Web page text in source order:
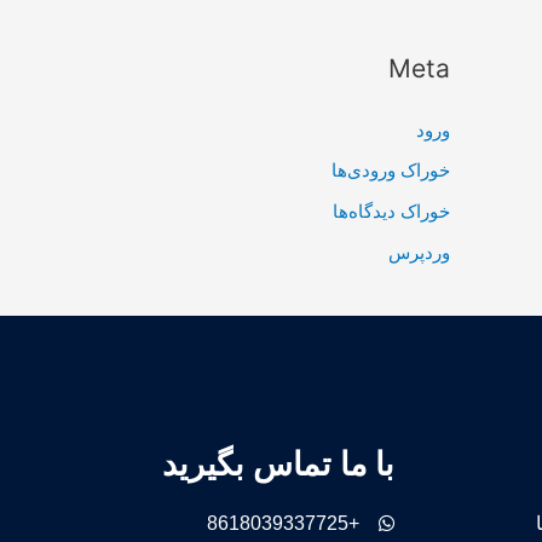
Meta
ورود
خوراک ورودی‌ها
خوراک دیدگاه‌ها
وردپرس
با ما تماس بگیرید
+8618039337725